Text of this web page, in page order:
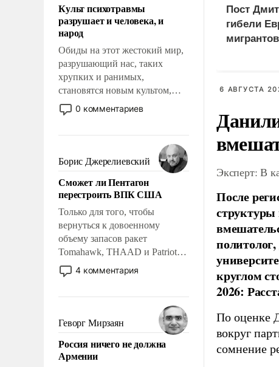
Культ психотравмы
разрушает и человека, и
народ
Обиды на этот жестокий мир,
разрушающий нас, таких
хрупких и ранимых,
становятся новым культом,
постепенно вытесняя и
отменяя традиционное
мужественным и твердым под
ударами судьбы, брать на себя
ответственность, помогать
слабым, идти вперед и
адаптироваться.
0 комментариев
Борис Джерелиевский
Сможет ли Пентагон
перестроить ВПК США
Только для того, чтобы
вернуться к довоенному
объему запасов ракет
Tomahawk, THAAD и Patriot
США потребуется более трех
лет. Даже небольшая война с
Сложившаяся ситуация
означает многолетний период
уязвимости США, например,
перед Китаем.
4 комментария
Геворг Мирзаян
Россия ничего не должна
Армении
Пост
гибели
6 АВГУСТА
Эксперт: В
После
структуры
круглом
2026:
По оценке
вокруг
сомнение